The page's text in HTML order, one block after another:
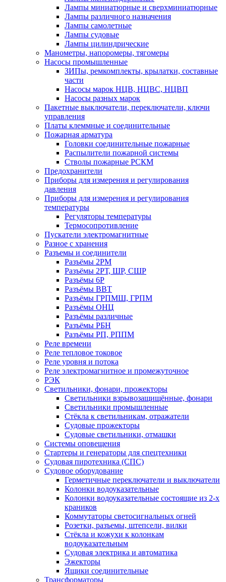
Лампы миниатюрные и сверхминиатюрные
Лампы различного назначения
Лампы самолетные
Лампы судовые
Лампы цилиндрические
Манометры, напоромеры, тягомеры
Насосы промышленные
ЗИПы, ремкомплекты, крылатки, составные
части
Насосы марок НЦВ, НЦВС, НЦВП
Насосы разных марок
Пакетные выключатели, переключатели, ключи
управления
Платы клеммные и соединительные
Пожарная арматура
Головки соединительные пожарные
Распылители пожарной системы
Стволы пожарные РСКМ
Предохранители
Приборы для измерения и регулирования
давления
Приборы для измерения и регулирования
температуры
Регуляторы температуры
Термосопротивление
Пускатели электромагнитные
Разное с хранения
Разъемы и соединители
Разъёмы 2РМ
Разъёмы 2РТ, ШР, СШР
Разъёмы 6Р
Разъёмы ВВТ
Разъёмы ГРПМШ, ГРПМ
Разъёмы ОНЦ
Разъёмы различные
Разъёмы РБН
Разъёмы РП, РППМ
Реле времени
Реле тепловое токовое
Реле уровня и потока
Реле электромагнитное и промежуточное
РЭК
Светильники, фонари, прожекторы
Светильники взрывозащищённые, фонари
Светильники промышленные
Стёкла к светильникам, отражатели
Судовые прожекторы
Судовые светильники, отмашки
Системы оповещения
Стартеры и генераторы для спецтехники
Судовая пиротехника (СПС)
Судовое оборудование
Герметичные переключатели и выключатели
Колонки водоуказательные
Колонки водоуказательные состоящие из 2-х
краников
Коммутаторы светосигнальных огней
Розетки, разъемы, штепсели, вилки
Стёкла и кожухи к колонкам
водоуказательным
Судовая электрика и автоматика
Эжекторы
Ящики соединительные
Трансформаторы